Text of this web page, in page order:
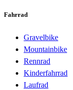
Fahrrad
Gravelbike
Mountainbike
Rennrad
Kinderfahrrad
Laufrad